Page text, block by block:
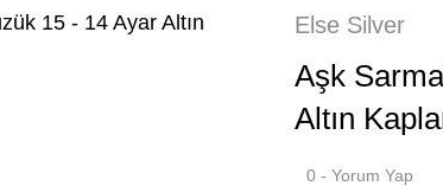
Else Silver
Aşk
Altın
0 - Yorum Yap